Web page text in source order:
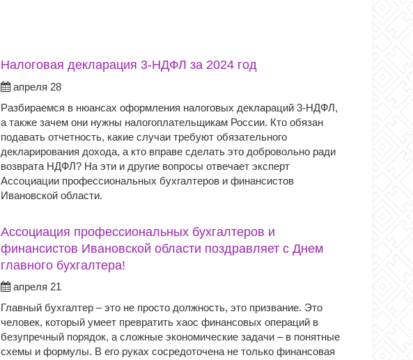
Налоговая декларация 3-НДФЛ за 2024 год
апреля 28
Разбираемся в нюансах оформления налоговых деклараций 3-НДФЛ,
а также зачем они нужны налогоплательщикам России. Кто обязан
подавать отчетность, какие случаи требуют обязательного
декларирования дохода, а кто вправе сделать это добровольно ради
возврата НДФЛ? На эти и другие вопросы отвечает эксперт
Ассоциации профессиональных бухгалтеров и финансистов
Ивановской области.
Ассоциация профессиональных бухгалтеров и
финансистов Ивановской области поздравляет с Днем
главного бухгалтера!
апреля 21
Главный бухгалтер – это не просто должность, это призвание. Это
человек, который умеет превратить хаос финансовых операций в
безупречный порядок, а сложные экономические задачи – в понятные
схемы и формулы. В его руках сосредоточена не только финансовая